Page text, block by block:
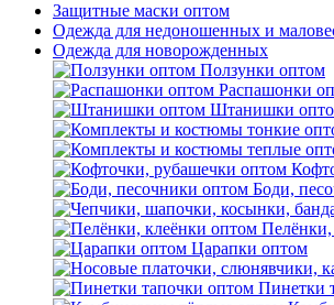
Защитные маски оптом
Одежда для недоношенных и
Одежда для новорожденных
Ползунки оптом
Распашонки
Штанишки
Боди,
Царапки оптом
Пинетки